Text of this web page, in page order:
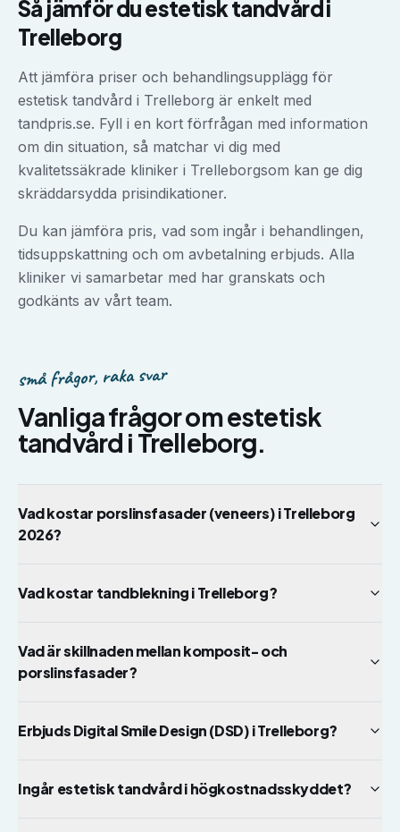
Så jämför duestetisk tandvårdi
Trelleborg
Att jämföra priser och behandlingsupplägg för
estetisk tandvård i Trelleborg är enkelt med
tandpris.se. Fyll i en kort förfrågan med information
om din situation, så matchar vi dig med
kvalitetssäkrade kliniker i Trelleborgsom kan ge dig
skräddarsydda prisindikationer.
Du kan jämföra pris, vad som ingår i behandlingen,
tidsuppskattning och om avbetalning erbjuds. Alla
kliniker vi samarbetar med har granskats och
godkänts av vårt team.
små frågor, raka svar
Vanliga frågor omestetisk
tandvård i Trelleborg.
Vad kostar porslinsfasader (veneers) i Trelleborg
2026?
Vad kostar tandblekning i Trelleborg?
Vad är skillnaden mellan komposit- och
porslinsfasader?
Erbjuds Digital Smile Design (DSD) i Trelleborg?
Ingår estetisk tandvård i högkostnadsskyddet?